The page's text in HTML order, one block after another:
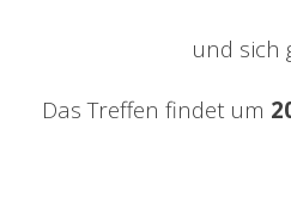
und sich
Das Treffen findet um